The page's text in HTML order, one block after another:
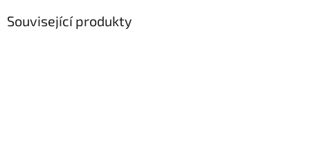
Související produkty